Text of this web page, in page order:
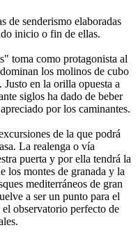
de senderismo elaboradas
inicio o fin de ellas.
toma como protagonista al
los molinos de cubo
en la orilla opuesta a
siglos ha dado de beber
por los caminantes.
de la que podrá
La realenga o vía
puerta y por ella tendrá la
los montes de granada y la
mediterráneos de gran
a ser un punto para el
el observatorio perfecto de